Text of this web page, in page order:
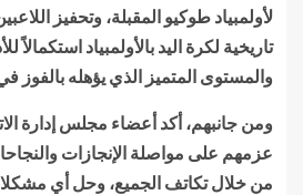
لأولمبياد طوكيو المقبلة، وتحفيز
تاريخية لكرة اليد بالأولمبياد
والمستوى المتميز الذي يؤهله بالفوز
ومن جانبهم، أكد أعضاء مجلس إدارة
عزمهم على مواصلة الإنجازات
من خلال تكاتف الجميع، وحل أي